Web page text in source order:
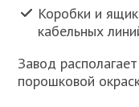
Коробки и
кабельных
Завод
порошковой